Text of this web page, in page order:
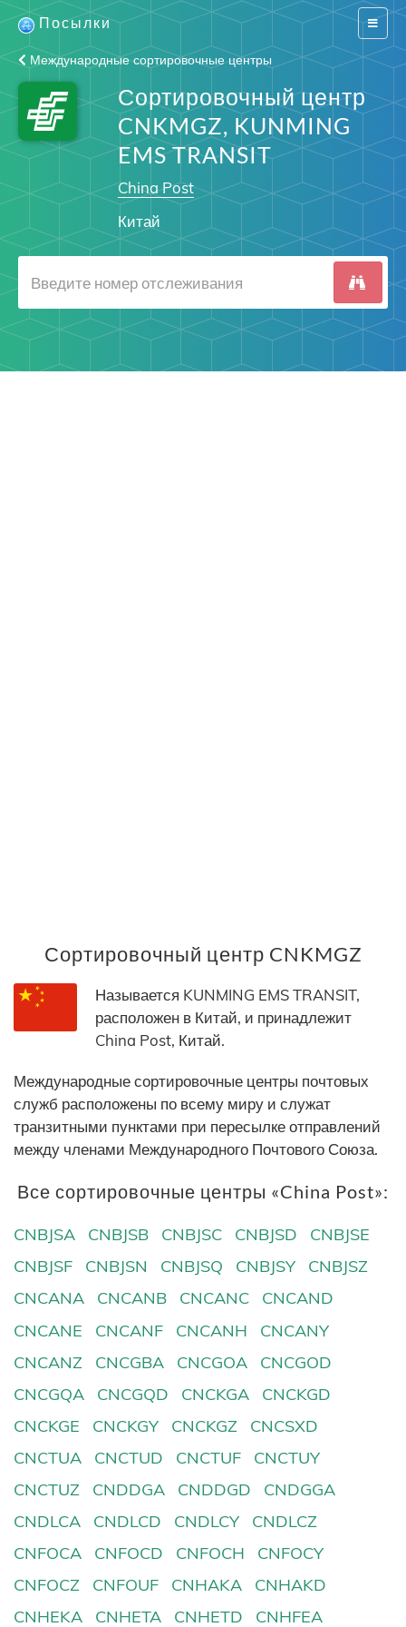
Switch
Посылки
Международные сортировочные центры
Сортировочный центр
CNKMGZ, KUNMING
EMS TRANSIT
China Post
Китай
Сортировочный центр CNKMGZ
Называется KUNMING EMS TRANSIT,
расположен в Китай, и принадлежит
China Post, Китай.
Международные сортировочные центры почтовых
служб расположены по всему миру и служат
транзитными пунктами при пересылке отправлений
между членами Международного Почтового Союза.
Все сортировочные центры «China Post»:
CNBJSA CNBJSB CNBJSC CNBJSD
CNBJSE
CNBJSF
CNBJSN CNBJSQ CNBJSY
CNBJSZ
CNCANA
CNCANB CNCANC
CNCAND
CNCANE
CNCANF CNCANH
CNCANY
CNCANZ
CNCGBA CNCGOA
CNCGOD
CNCGQA
CNCGQD CNCKGA
CNCKGD
CNCKGE
CNCKGY CNCKGZ
CNCSXD
CNCTUA
CNCTUD CNCTUF
CNCTUY
CNCTUZ
CNDDGA CNDDGD
CNDGGA
CNDLCA
CNDLCD CNDLCY
CNDLCZ
CNFOCA
CNFOCD CNFOCH
CNFOCY
CNFOCZ
CNFOUF CNHAKA
CNHAKD
CNHEKA
CNHETA CNHETD CNHFEA